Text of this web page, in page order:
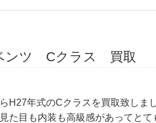
ンツ Cクラス 買取
H27年式のCクラスを買取致しまし
た目も内装も高級感があってとて